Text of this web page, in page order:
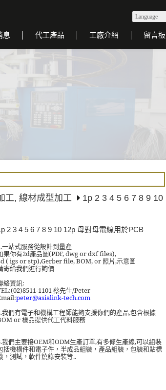
Language
息 代工產品 工廠介紹 留言板
工, 線材成型加工
1p 2 3 4 5 6 7 8 9 10
2 3 4 5 6 7 8 9 10 12p 母對母電線用於PCB
一站式服務從設計到量產
果你有2d產品圖(PDF, dwg or dxf files),
( igs or stp),Gerber file, BOM, or 照片,示意圖
寄給我們進行詢價
絡資訊:
1101 蔡先生/Peter
peter@asialink-tech.com
我們有電子和機構工程師能夠支援你們的產品,包含根據
or樣品提供代工代料服務
我們主要接OEM和ODM生產訂單,有多條生產線,可以組裝
括機構件和電子件，半成品組裝，產品組裝，包裝和貼標
，測試，軟件燒錄安裝等..